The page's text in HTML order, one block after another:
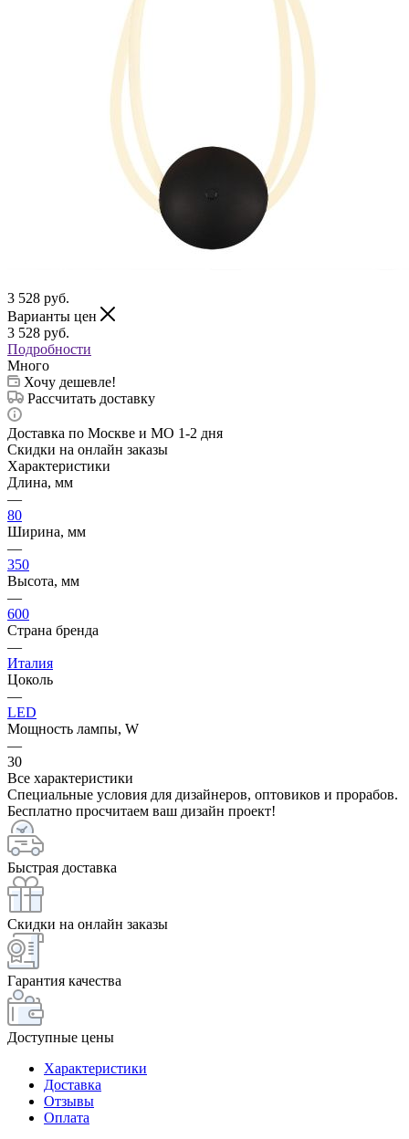
3 528 руб.
Варианты цен
3 528 руб.
Подробности
Много
Хочу дешевле!
Рассчитать доставку
Доставка по Москве и МО 1-2 дня
Скидки на онлайн заказы
Характеристики
Длина, мм
—
80
Ширина, мм
—
350
Высота, мм
—
600
Страна бренда
—
Италия
Цоколь
—
LED
Мощность лампы, W
—
30
Все характеристики
Специальные условия для дизайнеров, оптовиков и прорабов.
Бесплатно просчитаем ваш дизайн проект!
Быстрая доставка
Скидки на онлайн заказы
Гарантия качества
Доступные цены
Характеристики
Доставка
Отзывы
Оплата